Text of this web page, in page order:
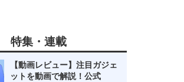
特集・連載
【動画レビュー】注目ガジェ
ットを動画で解説！公式